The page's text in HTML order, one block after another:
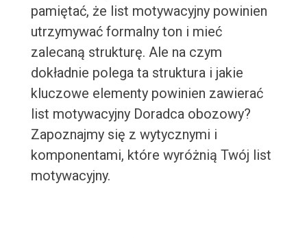
pamiętać, że list motywacyjny powinien
utrzymywać formalny ton i mieć
zalecaną strukturę. Ale na czym
dokładnie polega ta struktura i jakie
kluczowe elementy powinien zawierać
list motywacyjny Doradca obozowy?
Zapoznajmy się z wytycznymi i
komponentami, które wyróżnią Twój list
motywacyjny.